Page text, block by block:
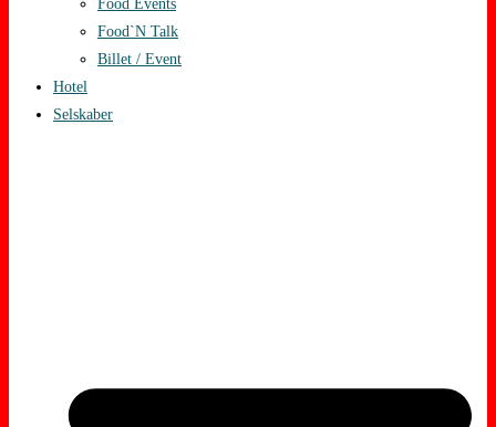
Food Events
Food`N Talk
Billet / Event
Hotel
Selskaber